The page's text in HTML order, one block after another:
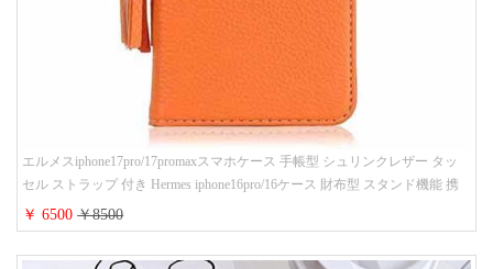
エルメスiphone17pro/17promaxスマホケース 手帳型 シュリンクレザー タッ
セル ストラップ 付き Hermes iphone16pro/16ケース 財布型 スタンド機能 携
帯カバー ハイ ブランド アイフォーン15/14/13ケース 手帳 レディース 人気
￥ 6500￥8500